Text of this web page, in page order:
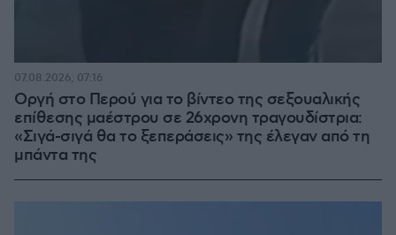
Οργή στο Περού για το βίντεο της σεξουαλικής
επίθεσης μαέστρου σε 26χρονη τραγουδίστρια:
«Σιγά-σιγά θα το ξεπεράσεις» της έλεγαν από τη
μπάντα της
07.08.2026, 07:16